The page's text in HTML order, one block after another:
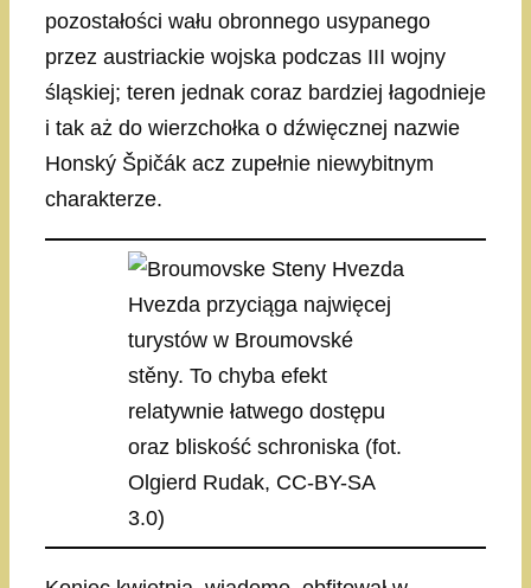
pozostałości wału obronnego usypanego
przez austriackie wojska podczas III wojny
śląskiej; teren jednak coraz bardziej łagodnieje
i tak aż do wierzchołka o dźwięcznej nazwie
Honský Špičák acz zupełnie niewybitnym
charakterze.
Hvezda przyciąga najwięcej
turystów w Broumovské
stěny. To chyba efekt
relatywnie łatwego dostępu
oraz bliskość schroniska (fot.
Olgierd Rudak, CC-BY-SA
3.0)